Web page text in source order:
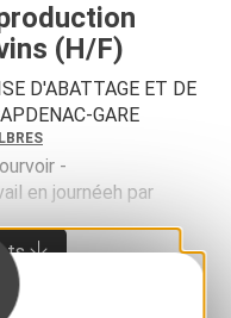
(H/F)
D'ABATTAGE ET DE
GARE
-
en journéeh par